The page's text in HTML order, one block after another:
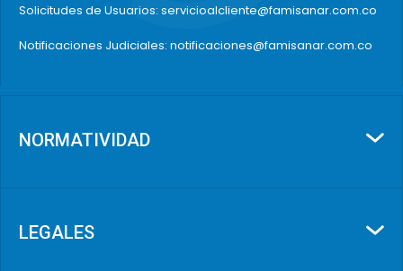
Solicitudes de Usuarios: servicioalcliente@famisanar.com.co
Notificaciones Judiciales: notificaciones@famisanar.com.co
NORMATIVIDAD
LEGALES